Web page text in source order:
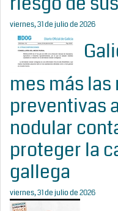
viernes, 31 de julio de 2026
mes más
preventivas
nodular
proteger la
gallega
viernes, 31 de julio de 2026